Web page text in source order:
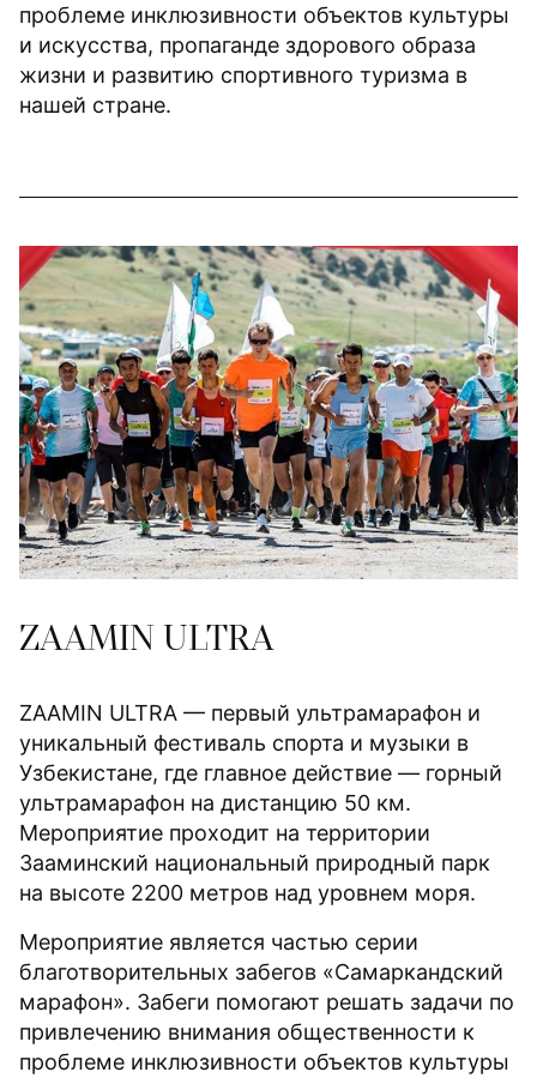
проблеме инклюзивности объектов культуры
и искусства, пропаганде здорового образа
жизни и развитию спортивного туризма в
нашей стране.
ZAAMIN ULTRA
ZAAMIN ULTRA — первый ультрамарафон и
уникальный фестиваль спорта и музыки в
Узбекистане, где главное действие — горный
ультрамарафон на дистанцию 50 км.
Мероприятие проходит на территории
Зааминский национальный природный парк
на высоте 2200 метров над уровнем моря.
Мероприятие является частью серии
благотворительных забегов «Самаркандский
марафон». Забеги помогают решать задачи по
привлечению внимания общественности к
проблеме инклюзивности объектов культуры